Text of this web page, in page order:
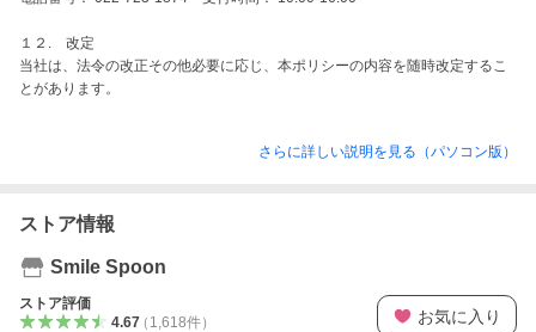
１２.　改定
当社は、法令の改正その他必要に応じ、本ポリシーの内容を随時改定するこ
とがあります。
さらに詳しい説明を見る（パソコン版）
ストア情報
Smile Spoon
ストア評価
4.67（ 1,618件） お気に入り